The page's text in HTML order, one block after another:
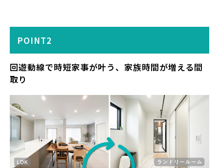
POINT2
回遊動線で時短家事が叶う、家族時間が増える間
取り